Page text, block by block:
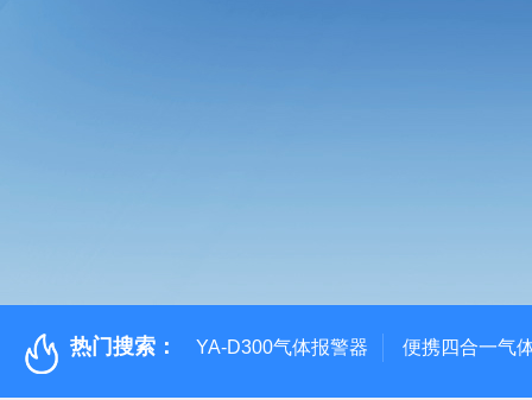
热门搜索： YA-D300气体报警器 便携四合一气